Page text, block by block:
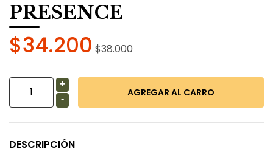
PRESENCE
$34.200 $38.000
+
-
DESCRIPCIÓN